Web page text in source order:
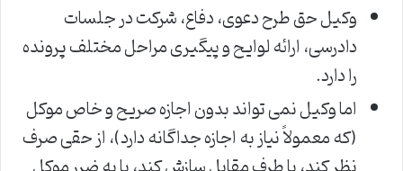
وکیل حق طرح دعوی، دفاع، شرکت در جلسات
دادرسی، ارائه لوایح و پیگیری مراحل مختلف پرونده
را دارد.
اما وکیل نمی تواند بدون اجازه صریح و خاص موکل
(که معمولاً نیاز به اجازه جداگانه دارد)، از حقی صرف